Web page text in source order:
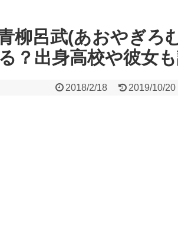
柳呂武(あおやぎろ
？出身高校や彼女も
2018/2/18 2019/10/20